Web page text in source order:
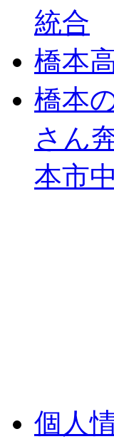
統合
橋本
橋本
さん
本市
個人